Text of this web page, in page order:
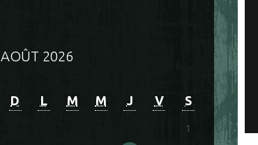
AOÛT 2026
D L M M J V S
1